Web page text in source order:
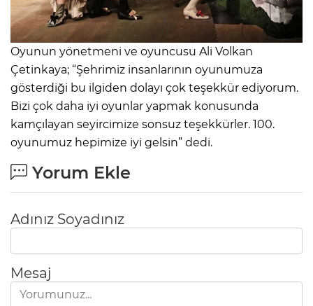
Oyunun yönetmeni ve oyuncusu Ali Volkan
Çetinkaya; “Şehrimiz insanlarının oyunumuza
gösterdiği bu ilgiden dolayı çok teşekkür ediyorum.
Bizi çok daha iyi oyunlar yapmak konusunda
kamçılayan seyircimize sonsuz teşekkürler. 100.
oyunumuz hepimize iyi gelsin” dedi.
Yorum Ekle
Adınız Soyadınız
Mesaj